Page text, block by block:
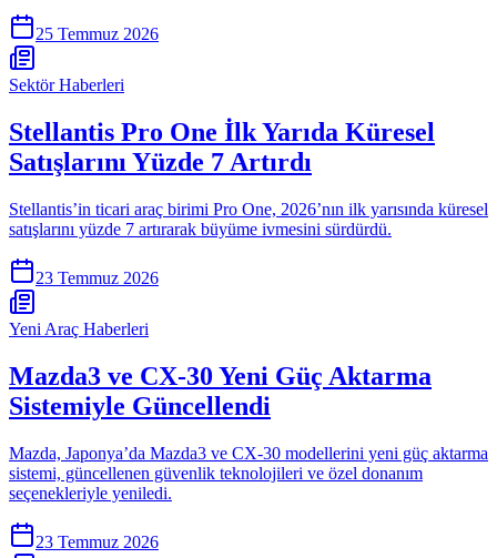
25 Temmuz 2026
Sektör Haberleri
Stellantis Pro One İlk Yarıda Küresel
Satışlarını Yüzde 7 Artırdı
Stellantis’in ticari araç birimi Pro One, 2026’nın ilk yarısında küresel
satışlarını yüzde 7 artırarak büyüme ivmesini sürdürdü.
23 Temmuz 2026
Yeni Araç Haberleri
Mazda3 ve CX-30 Yeni Güç Aktarma
Sistemiyle Güncellendi
Mazda, Japonya’da Mazda3 ve CX-30 modellerini yeni güç aktarma
sistemi, güncellenen güvenlik teknolojileri ve özel donanım
seçenekleriyle yeniledi.
23 Temmuz 2026